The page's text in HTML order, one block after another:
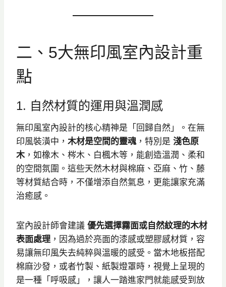
二、5大無印風室內設計重
點
1. 自然材質的運用與溫潤感
無印風室內設計的核心精神是「回歸自然」。在無
印風裝潢中， 木材是空間的靈魂，特別是 淺色原
木，如橡木、梣木、白楓木等，能創造溫潤、柔和
的空間氛圍。這些天然木材與棉麻、亞麻、竹、藤
等材質結合時，不僅增添自然氣息，更能讓家充滿
治癒感。
室內設計師會建議 優先選擇霧面或自然紋理的木材
表面處理 ，因為過於亮面的漆感或塑膠感材質，容
易讓無印風失去純粹與溫暖的感受。當木地板搭配
棉麻沙發，或者竹製、紙製燈罩時，視覺上呈現的
是一種「呼吸感」，讓人一踏進家門就能感受到放